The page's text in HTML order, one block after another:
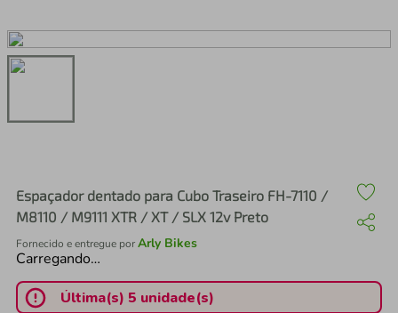
Espaçador dentado para Cubo Traseiro FH-7110 /
M8110 / M9111 XTR / XT / SLX 12v Preto
Fornecido e entregue porArly Bikes
Carregando…
Última(s) 5 unidade(s)